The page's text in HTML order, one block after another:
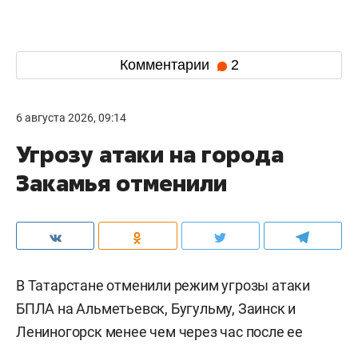
Комментарии 2
6 августа 2026, 09:14
Угрозу атаки на города
Закамья отменили
В Татарстане отменили режим угрозы атаки
БПЛА на Альметьевск, Бугульму, Заинск и
Лениногорск менее чем через час после ее